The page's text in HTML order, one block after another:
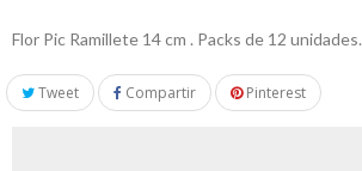
Flor Pic Ramillete 14 cm . Packs de 12 unidades.
Tweet Compartir Pinterest